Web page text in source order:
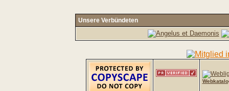
Unsere Verbündeten